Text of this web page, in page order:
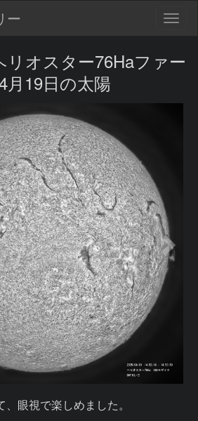
ー
リオスター76Haファー
19日の太陽
眼視で楽しめました。